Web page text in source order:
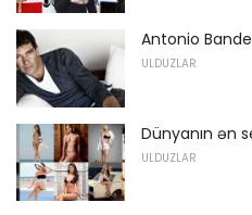
Antonio
ULDUZLAR
Dünyanın ən
ULDUZLAR